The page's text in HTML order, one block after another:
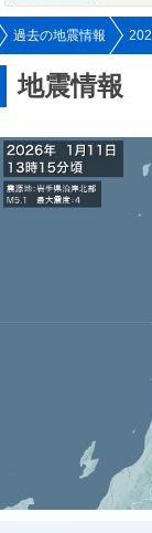
過去の地震情報
地震情報